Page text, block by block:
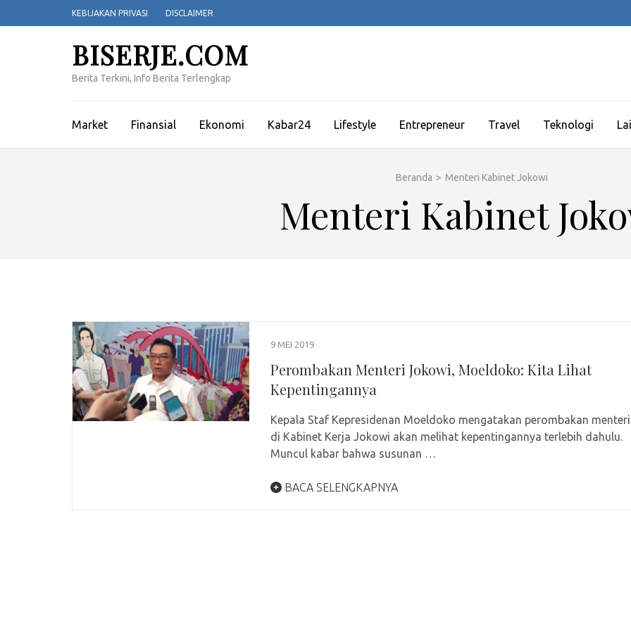
ke
KEBIJAKAN PRIVASI DISCLAIMER
BISERJE.COM
Berita Terkini, Info Berita Terlengkap
Market Finansial Ekonomi Kabar24 Lifestyle Entrepreneur Travel Teknologi
Beranda > Menteri Kabinet Jokowi
Menteri Kabinet
9 MEI 2019
Perombakan Menteri Jokowi, Moeldoko: Kita Lihat
Kepentingannya
Kepala Staf Kepresidenan Moeldoko mengatakan perombakan menteri
di Kabinet Kerja Jokowi akan melihat kepentingannya terlebih dahulu.
Muncul kabar bahwa susunan …
BACA SELENGKAPNYA